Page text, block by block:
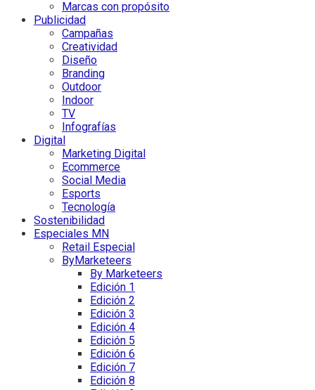
Marcas con propósito
Publicidad
Campañas
Creatividad
Diseño
Branding
Outdoor
Indoor
TV
Infografías
Digital
Marketing Digital
Ecommerce
Social Media
Esports
Tecnología
Sostenibilidad
Especiales MN
Retail Especial
ByMarketeers
By Marketeers
Edición 1
Edición 2
Edición 3
Edición 4
Edición 5
Edición 6
Edición 7
Edición 8